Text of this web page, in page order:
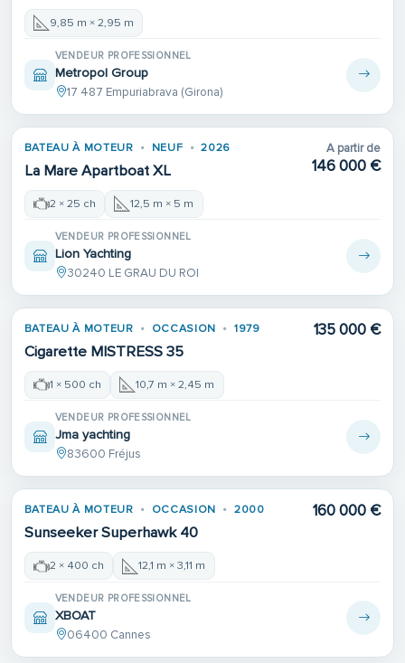
9,85 m × 2,95 m
VENDEUR PROFESSIONNEL
Metropol Group
17 487 Empuriabrava (Girona)
BATEAU À MOTEUR NEUF 2026
La Mare Apartboat XL
A partir de
146 000 €
2 × 25 ch 12,5 m × 5 m
VENDEUR PROFESSIONNEL
Lion Yachting
30240 LE GRAU DU ROI
BATEAU À MOTEUR OCCASION 1979
Cigarette MISTRESS 35
135 000 €
1 × 500 ch 10,7 m × 2,45 m
VENDEUR PROFESSIONNEL
Jma yachting
83600 Fréjus
BATEAU À MOTEUR OCCASION 2000
Sunseeker Superhawk 40
160 000 €
2 × 400 ch 12,1 m × 3,11 m
VENDEUR PROFESSIONNEL
XBOAT
06400 Cannes